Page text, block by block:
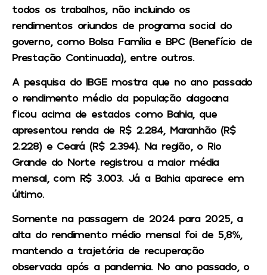
todos os trabalhos, não incluindo os
rendimentos oriundos de programa social do
governo, como Bolsa Família e BPC (Benefício de
Prestação Continuada), entre outros.
A pesquisa do IBGE mostra que no ano passado
o rendimento médio da população alagoana
ficou acima de estados como Bahia, que
apresentou renda de R$ 2.284, Maranhão (R$
2.228) e Ceará (R$ 2.394). Na região, o Rio
Grande do Norte registrou a maior média
mensal, com R$ 3.003. Já a Bahia aparece em
último.
Somente na passagem de 2024 para 2025, a
alta do rendimento médio mensal foi de 5,8%,
mantendo a trajetória de recuperação
observada após a pandemia. No ano passado, o